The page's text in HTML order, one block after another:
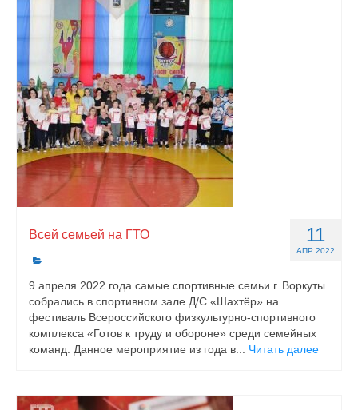
11
АПР 2022
Всей семьей на ГТО
9 апреля 2022 года самые спортивные семьи г. Воркуты
собрались в спортивном зале Д/С «Шахтёр» на
фестиваль Всероссийского физкультурно-спортивного
комплекса «Готов к труду и обороне» среди семейных
команд. Данное мероприятие из года в... Читать далее